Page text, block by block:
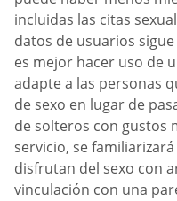
incluidas las citas
datos de usuarios
es mejor hacer uso de
adapte a las personas
de sexo en lugar de
de solteros con gustos
servicio, se
disfrutan del sexo con
vinculación con una